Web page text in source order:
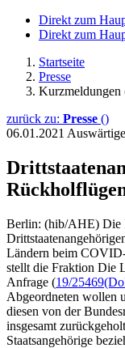
Direkt zum
Direkt zum
Startseite
Presse
Kurzmeldungen
zurück zu: Presse ()
06.01.2021
Berlin: (hib/AHE) Die
Ländern beim
stellt die Fraktion Die
Anfrage (19/25469
Abgeordneten wollen
diesen von der
insgesamt
Staatsangehörige